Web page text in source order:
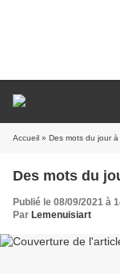
Accueil » Des mots du jour
Des mots du
Publié le 08/09/2021 à
Par Lemenuisiart